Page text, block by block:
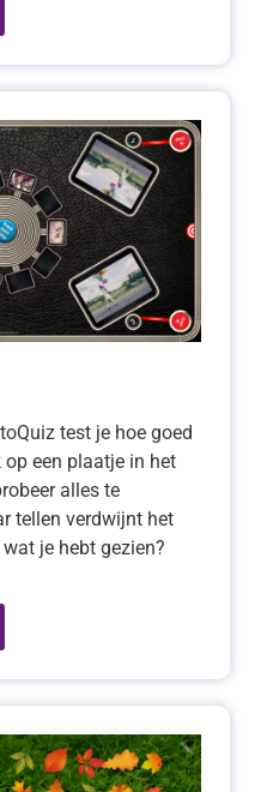
test je hoe goed
een plaatje in het
alles te
tellen verdwijnt het
je hebt gezien?